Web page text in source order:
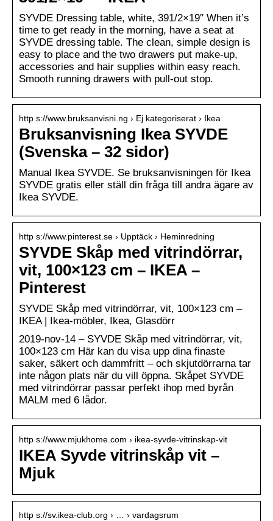
SYVDE Dressing table, white, 391/2×19″ When it’s
time to get ready in the morning, have a seat at
SYVDE dressing table. The clean, simple design is
easy to place and the two drawers put make-up,
accessories and hair supplies within easy reach.
Smooth running drawers with pull-out stop.
http s://www.bruksanvisni.ng › Ej kategoriserat › Ikea
Bruksanvisning Ikea SYVDE
(Svenska – 32 sidor)
Manual Ikea SYVDE. Se bruksanvisningen för Ikea
SYVDE gratis eller ställ din fråga till andra ägare av
Ikea SYVDE.
http s://www.pinterest.se › Upptäck › Heminredning
SYVDE Skåp med vitrindörrar,
vit, 100×123 cm – IKEA –
Pinterest
SYVDE Skåp med vitrindörrar, vit, 100×123 cm –
IKEA | Ikea-möbler, Ikea, Glasdörr
2019-nov-14 – SYVDE Skåp med vitrindörrar, vit,
100×123 cm Här kan du visa upp dina finaste
saker, säkert och dammfritt – och skjutdörrarna tar
inte någon plats när du vill öppna. Skåpet SYVDE
med vitrindörrar passar perfekt ihop med byrån
MALM med 6 lådor.
http s://www.mjukhome.com › ikea-syvde-vitrinskap-vit
IKEA Syvde vitrinskåp vit –
Mjuk
http s://sv.ikea-club.org › … › vardagsrum